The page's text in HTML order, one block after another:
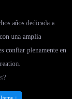
años dedicada a
una amplia
confiar plenamente en
fiables y estables, por